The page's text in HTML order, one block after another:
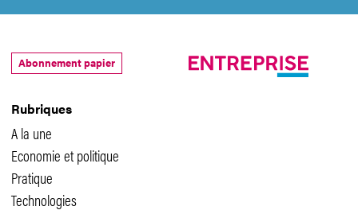
Rubriques
A la une
Economie et politique
Pratique
Technologies
Abonnement papier